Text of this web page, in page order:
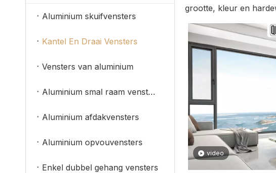
Aluminium skuifvensters
Kantel En Draai Vensters
Vensters van aluminium
Aluminium smal raam vensters
Aluminium afdakvensters
Aluminium opvouvensters
Enkel dubbel gehang vensters
grootte, kleur en
video